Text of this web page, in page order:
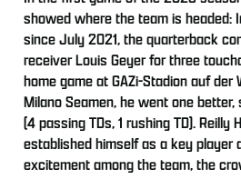
showed where the team is
since July 2021, the quarterback
receiver Louis Geyer for three
home game at GAZi-Stadion auf der
Milano Seamen, he went one
(4 passing TDs, 1 rushing TD). Reilly
established himself as a key player
excitement among the team, the